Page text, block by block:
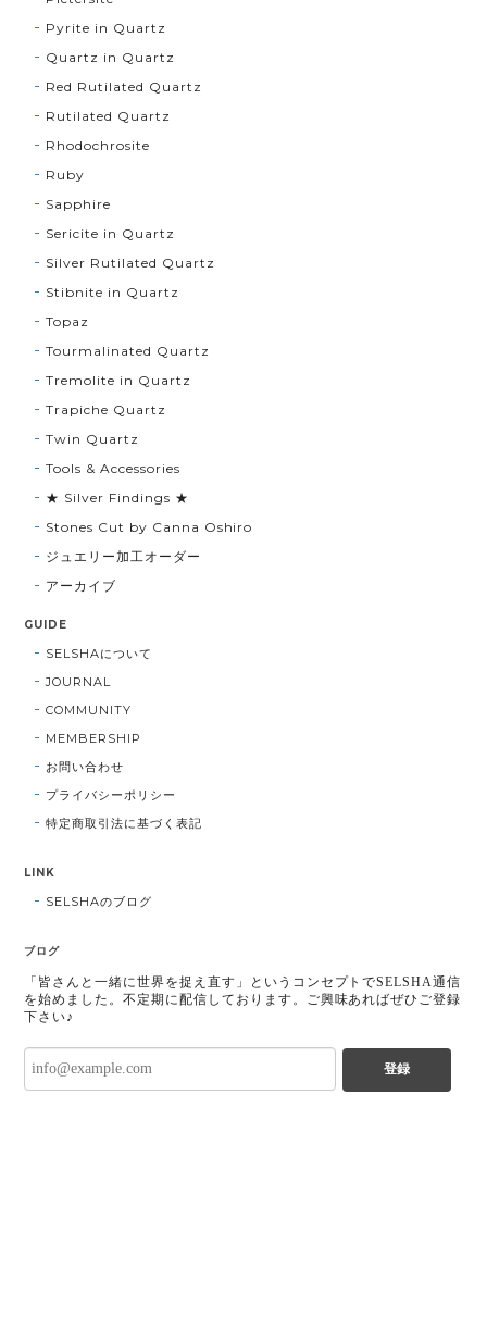
Pyrite in Quartz
Quartz in Quartz
Red Rutilated Quartz
Rutilated Quartz
Rhodochrosite
Ruby
Sapphire
Sericite in Quartz
Silver Rutilated Quartz
Stibnite in Quartz
Topaz
Tourmalinated Quartz
Tremolite in Quartz
Trapiche Quartz
Twin Quartz
Tools & Accessories
★ Silver Findings ★
Stones Cut by Canna Oshiro
ジュエリー加工オーダー
アーカイブ
GUIDE
SELSHAについて
JOURNAL
COMMUNITY
MEMBERSHIP
お問い合わせ
プライバシーポリシー
特定商取引法に基づく表記
LINK
SELSHAのブログ
ブログ
「皆さんと一緒に世界を捉え直す」というコンセプトでSELSHA通信
を始めました。不定期に配信しております。ご興味あればぜひご登録
下さい♪
登録